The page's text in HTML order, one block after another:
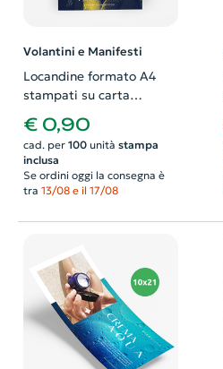
Volantini e Manifesti
Locandine formato A4
stampati su carta
patinata. Possibilità di
richiedere anche il
progetto grafico
€ 0,90
cad. per 100unità stampa
inclusa
Se ordini oggi la consegna è
tra 13/08 e il 17/08